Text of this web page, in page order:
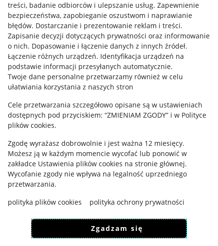
treści, badanie odbiorców i ulepszanie usług. Zapewnienie
bezpieczeństwa, zapobieganie oszustwom i naprawianie
błędów. Dostarczanie i prezentowanie reklam i treści.
Zapisanie decyzji dotyczących prywatności oraz informowanie
o nich. Dopasowanie i łączenie danych z innych źródeł.
Łączenie różnych urządzeń. Identyfikacja urządzeń na
podstawie informacji przesyłanych automatycznie.
Twoje dane personalne przetwarzamy również w celu
ułatwiania korzystania z naszych stron
Cele przetwarzania szczegółowo opisane są w ustawieniach
dostępnych pod przyciskiem: “ZMIENIAM ZGODY” i w Polityce
plików cookies.
Zgodę wyrażasz dobrowolnie i jest ważna 12 miesięcy.
Możesz ją w każdym momencie wycofać lub ponowić w
zakładce Ustawienia plików cookies na stronie głównej.
Wycofanie zgody nie wpływa na legalność uprzedniego
przetwarzania.
polityka plików cookies
polityka ochrony prywatności
Zgadzam się
Mapa miejscowości
Informacje prawne
Regulamin
Polityka plików "cookies"
Ustawienia plików "cookies"
Udostępnianie lokalizacji
Informacje dla Aktu o Usługach Cyfrowych
Pobierz aplikację